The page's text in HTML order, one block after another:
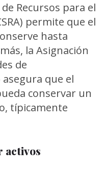
Recursos para el
permite que el
hasta
la Asignación
de
que el
conservar un
típicamente
activos